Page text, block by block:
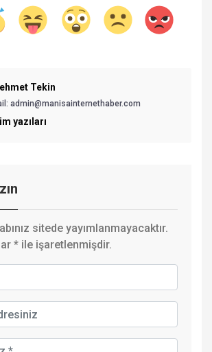
Tekin
admin@manisainternethaber.com
yazıları
sitede yayımlanmayacaktır.
* ile işaretlenmişdir.